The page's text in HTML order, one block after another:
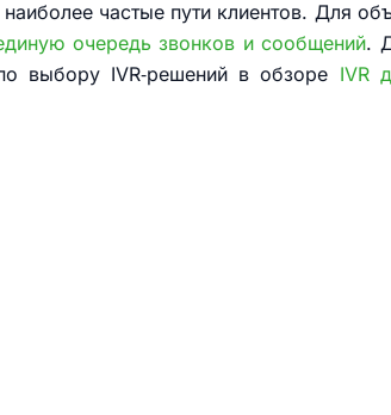
частые пути клиентов. Для
очередь звонков и сообщений.
выбору IVR‑решений в обзоре IVR